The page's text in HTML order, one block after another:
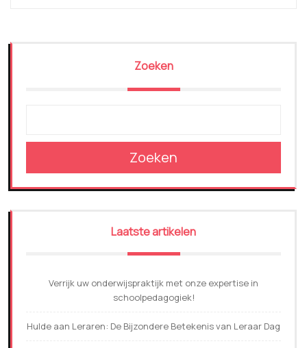
Zoeken
Zoeken
Laatste artikelen
Verrijk uw onderwijspraktijk met onze expertise in
schoolpedagogiek!
Hulde aan Leraren: De Bijzondere Betekenis van Leraar Dag